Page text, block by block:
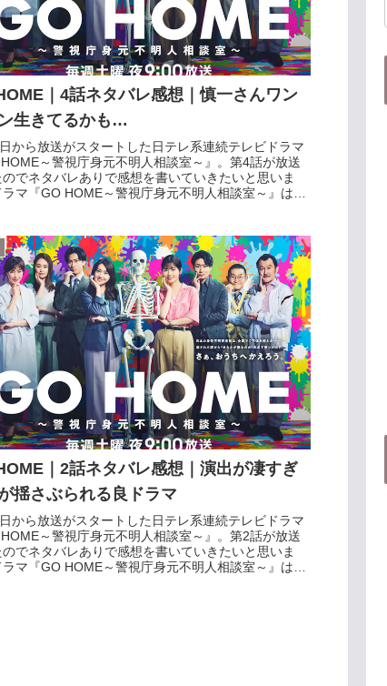
｜4話ネタバレ感想｜慎一さんワン
生きてるかも…
から放送がスタートした日テレ系連続テレビドラマ
HOME～警視庁身元不明人相談室～』。第4話が放送
のでネタバレありで感想を書いていきたいと思いま
ラマ『GO HOME～警視庁身元不明人相談室～』は
｜2話ネタバレ感想｜演出が凄すぎ
揺さぶられる良ドラマ
から放送がスタートした日テレ系連続テレビドラマ
HOME～警視庁身元不明人相談室～』。第2話が放送
のでネタバレありで感想を書いていきたいと思いま
ラマ『GO HOME～警視庁身元不明人相談室～』は